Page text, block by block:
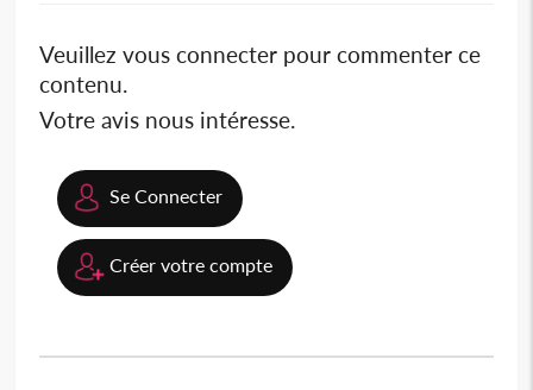
Veuillez vous connecter pour commenter ce
contenu.
Votre avis nous intéresse.
Se Connecter
Créer votre compte